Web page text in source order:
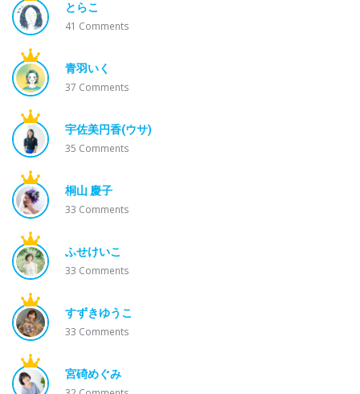
とらこ
41 Comments
青羽いく
37 Comments
宇佐美円香(ウサ)
35 Comments
桐山 慶子
33 Comments
ふせけいこ
33 Comments
すずきゆうこ
33 Comments
宮碕めぐみ